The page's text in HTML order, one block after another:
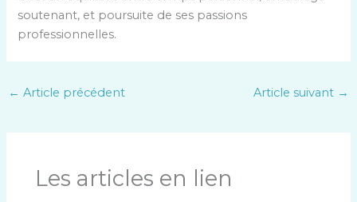
soutenant, et poursuite de ses passions
professionnelles.
← Article précédent Article suivant →
Les articles en lien